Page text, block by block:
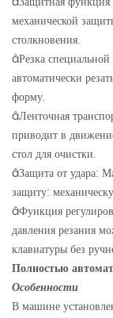
механической
столкновения.
âРезка
автоматически
форму.
âЛенточная
приводит в
стол для очистки.
âЗащита от удара:
защиту:
âФункция
давления резания
клавиатуры без
Полностью
Особенности
В машине